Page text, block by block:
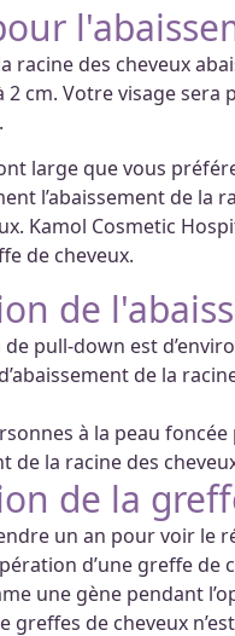
racine des cheveux
cm. Votre visage sera
large que vous
l’abaissement de la
Kamol Cosmetic
de cheveux.
de
pull-down est
de la
à la peau
de la racine des
de la
un an pour voir le
d’une greffe
une gène pendant
greffes de cheveux